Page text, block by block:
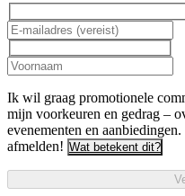
Ik wil graag promotionele
mijn voorkeuren en gedrag –
evenementen en
afmelden! Wat betekent dit?